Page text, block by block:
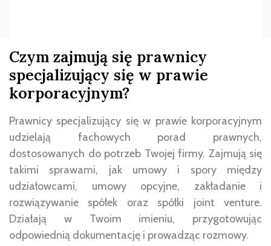
Czym zajmują się prawnicy
specjalizujący się w prawie
korporacyjnym?
Prawnicy specjalizujący się w prawie korporacyjnym
udzielają fachowych porad prawnych,
dostosowanych do potrzeb Twojej firmy. Zajmują się
takimi sprawami, jak umowy i spory między
udziałowcami, umowy opcyjne, zakładanie i
rozwiązywanie spółek oraz spółki joint venture.
Działają w Twoim imieniu, przygotowując
odpowiednią dokumentację i prowadząc rozmowy.